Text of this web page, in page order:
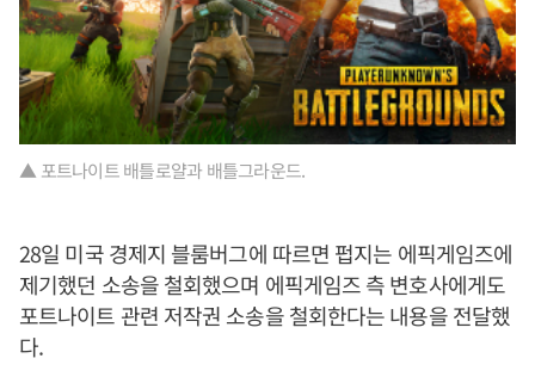
▲ 포트나이트 배틀로얄과 배틀그라운드.
28일 미국 경제지 블룸버그에 따르면 펍지는 에픽게임즈에
제기했던 소송을 철회했으며 에픽게임즈 측 변호사에게도
포트나이트 관련 저작권 소송을 철회한다는 내용을 전달했
다.